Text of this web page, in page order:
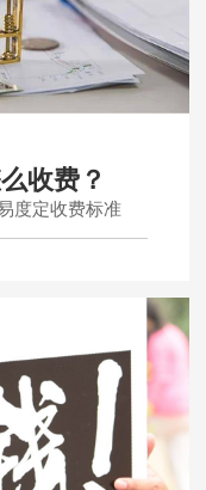
收费？
度定收费标准